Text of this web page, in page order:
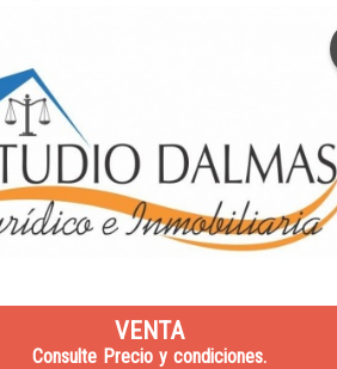
VENTA
Consulte Precio y condiciones.